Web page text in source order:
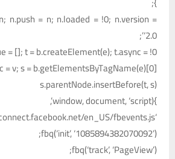
n.push = n; n.loaded = !0; n.version =
‘2.0’;
= []; t = b.createElement(e); t.async = !0;
= v; s = b.getElementsByTagName(e)[0];
s.parentNode.insertBefore(t, s)
}(window, document, ‘script’,
‘https://connect.facebook.net/en_US/fbevents.js’);
fbq(‘init’, ‘1085894382070092’);
fbq(‘track’, ‘PageView’);